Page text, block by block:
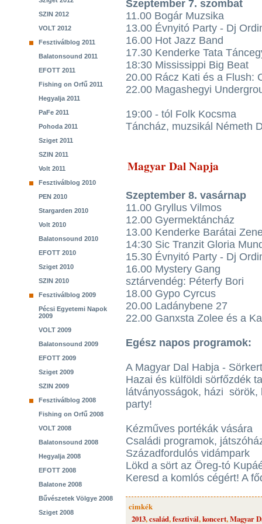
SZIN 2012
VOLT 2012
Fesztiválblog 2011
Balatonsound 2011
EFOTT 2011
Fishing on Orfű 2011
Hegyalja 2011
PaFe 2011
Pohoda 2011
Sziget 2011
SZIN 2011
Volt 2011
Fesztiválblog 2010
PEN 2010
Stargarden 2010
Volt 2010
Balatonsound 2010
EFOTT 2010
Sziget 2010
SZIN 2010
Fesztiválblog 2009
Pécsi Egyetemi Napok
2009
VOLT 2009
Balatonsound 2009
EFOTT 2009
Sziget 2009
SZIN 2009
Fesztiválblog 2008
Fishing on Orfű 2008
VOLT 2008
Balatonsound 2008
Hegyalja 2008
EFOTT 2008
Balatone 2008
Bűvészetek Völgye 2008
Sziget 2008
Szeptember 7. szombat
11.00 Bogár Muzsika
13.00 Évnyitó Party - Dj
16.00 Hot Jazz Band
17.30 Kenderke Tata
18:30 Mississippi Big Beat
20.00 Rácz Kati és a Flush:
22.00 Magashegyi
19:00 - tól Folk Kocsma
Táncház, muzsikál Németh
Magyar Dal Napja
Szeptember 8. vasárnap
11.00 Gryllus Vilmos
12.00 Gyermektáncház
13.00 Kenderke Barátai
14:30 Sic Tranzit Gloria
15.30 Évnyitó Party - Dj
16.00 Mystery Gang
sztárvendég: Péterfy Bori
18.00 Gypo Cyrcus
20.00 Ladánybene 27
22.00 Ganxsta Zolee és a
Egész napos programok:
A Magyar Dal Habja -
Hazai és külföldi sörfőzdék
látványosságok, házi
party!
Kézműves portékák vására
Családi programok,
Századfordulós vidámpark
Lökd a sört az Öreg-tó
Keresd a komlós cégért! A
cimkék
2013,család,fesztivál,koncert,Magyar